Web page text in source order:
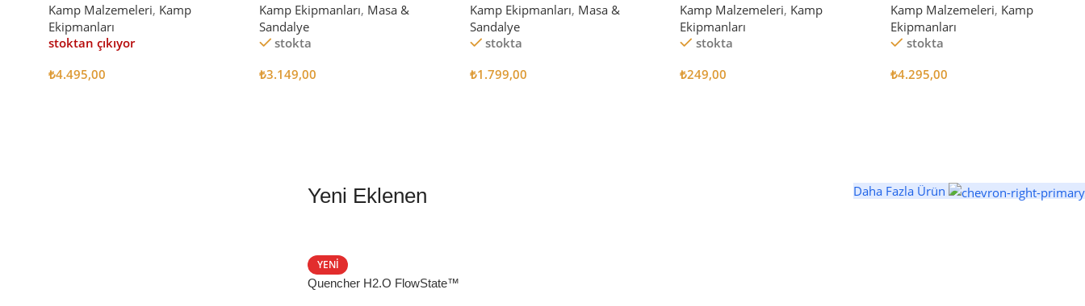
BLACK
Kamp Malzemeleri, Kamp
Ekipmanları
stoktan çıkıyor
₺4.495,00
Kamp Ekipmanları, Masa &
Sandalye
stokta
₺3.149,00
Kamp Ekipmanları, Masa &
Sandalye
stokta
₺1.799,00
Kamp Malzemeleri, Kamp
Ekipmanları
stokta
₺249,00
Kamp Malzemeleri, Kamp
Ekipmanları
stokta
₺4.295,00
Yeni Eklenen Daha Fazla Ürün
YENI
Quencher H2.O FlowState™